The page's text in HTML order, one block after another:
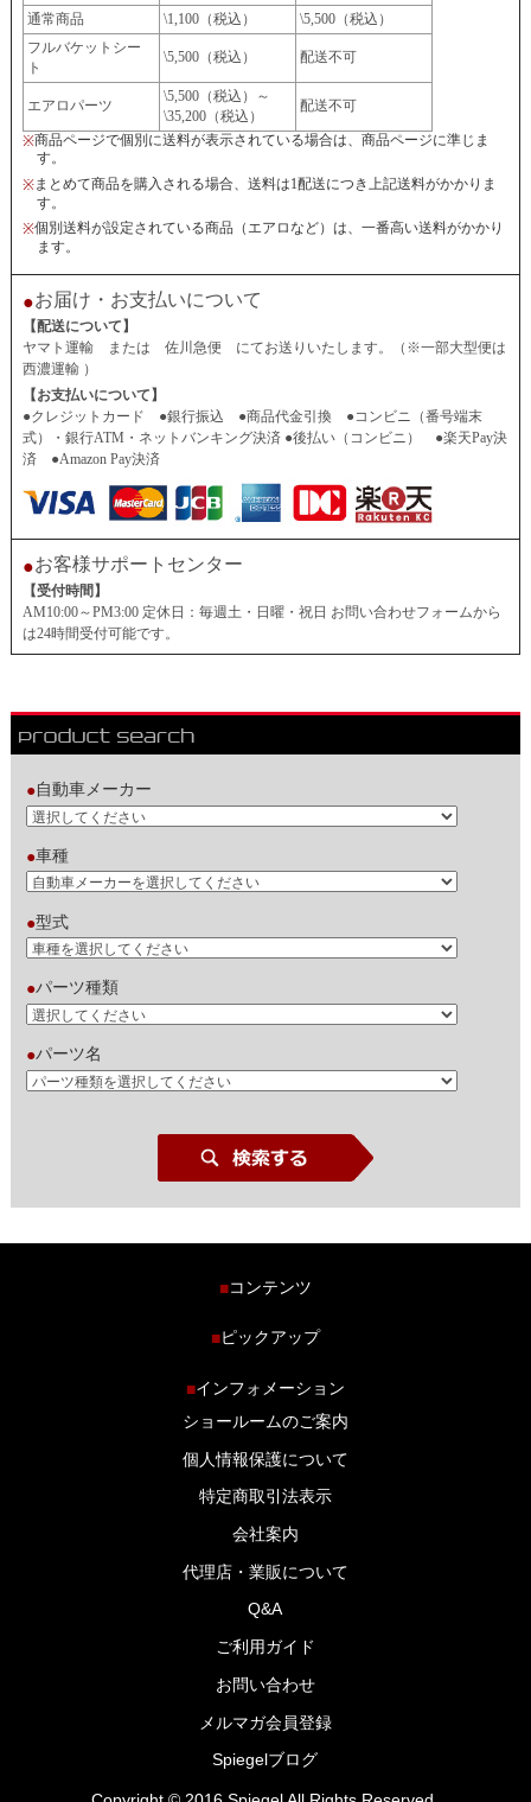
通常商品 \1,100（税込）
\5,500（税込）
フルバケットシー
ト
\5,500（税込） 配送不可
エアロパーツ
\5,500（税込）～
\35,200（税込）
配送不可
※商品ページで個別に送料が表示されている場合は、商品ページに準じま
す。
※まとめて商品を購入される場合、送料は1配送につき上記送料がかかりま
す。
※個別送料が設定されている商品（エアロなど）は、一番高い送料がかかり
ます。
●お届け・お支払いについて
【配送について】
ヤマト運輸 または 佐川急便 にてお送りいたします。（※一部大型便は
西濃運輸 ）
【お支払いについて】
●クレジットカード ●銀行振込 ●商品代金引換 ●コンビニ（番号端末
式）・銀行ATM・ネットバンキング決済 ●後払い（コンビニ） ●楽天Pay決
済 ●Amazon Pay決済
●お客様サポートセンター
【受付時間】
AM10:00～PM3:00 定休日：毎週土・日曜・祝日 お問い合わせフォームから
は24時間受付可能です。
●自動車メーカー
●車種
●型式
●パーツ種類
●パーツ名
■コンテンツ
商品ラインナップ
ブログ
■ピックアップ
■インフォメーション
ショールームのご案内
個人情報保護について
特定商取引法表示
会社案内
代理店・業販について
Q&A
ご利用ガイド
お問い合わせ
メルマガ会員登録
Spiegelブログ